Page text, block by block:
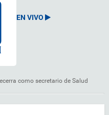
EN VIVO
como secretario de Salud